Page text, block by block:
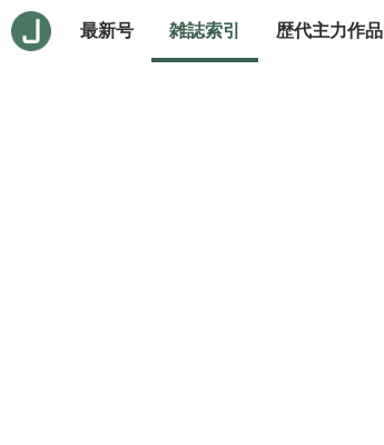
最新号 雑誌索引 歴代主力作品